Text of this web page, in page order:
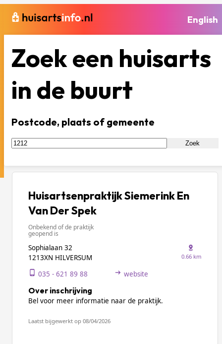
English
Zoek een huisarts
in de buurt
Postcode, plaats of gemeente
Zoek
Huisartsenpraktijk Siemerink En
Van Der Spek
Onbekend of de praktijk
geopend is
Sophialaan 32
1213XN HILVERSUM
0.66 km
035 - 621 89 88 website
Over inschrijving
Bel voor meer informatie naar de praktijk.
Laatst bijgewerkt op 08/04/2026